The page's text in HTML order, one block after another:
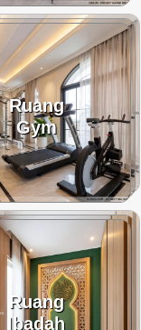
Ruang
Gym
Ruang
Ibadah